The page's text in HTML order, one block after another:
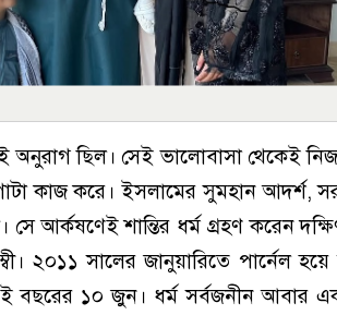
অনুরাগ ছিল। সেই ভালোবাসা থেকেই
কাজ করে। ইসলা‌মের সুমহান আদর্শ,
সে আর্কষণেই শান্তির ধর্ম গ্রহণ ক‌রে‌ন
২০১১ সা‌লের জানুয়ারিতে পার্নেল
বছরের ১০ জুন। ধর্ম সর্বজনীন আবার